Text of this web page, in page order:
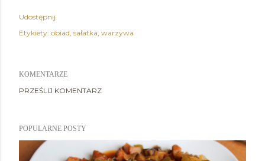
Udostępnij
Etykiety: obiad sałatka warzywa
KOMENTARZE
PRZEŚLIJ KOMENTARZ
POPULARNE POSTY